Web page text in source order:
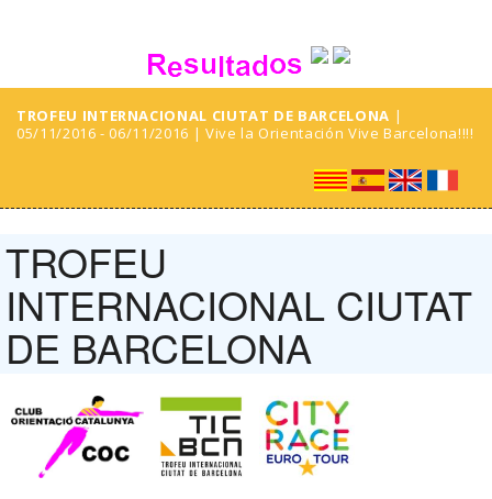
TROFEU INTERNACIONAL CIUTAT DE BARCELONA |
05/11/2016 - 06/11/2016 | Vive la Orientación Vive Barcelona!!!!
TROFEU
INTERNACIONAL CIUTAT
DE BARCELONA